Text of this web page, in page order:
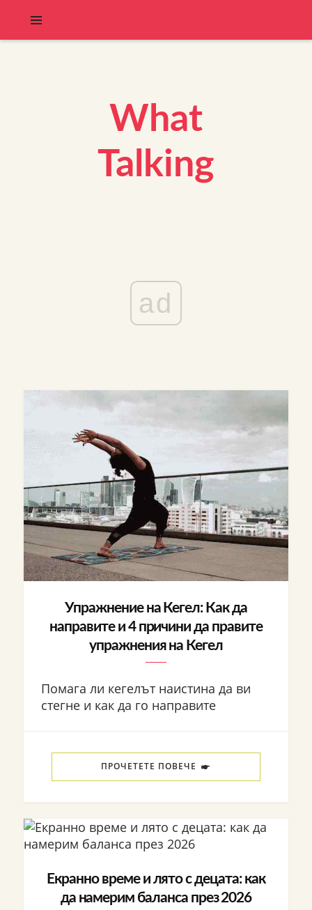
What
Talking
ad
Упражнение на Кегел: Как да
направите и 4 причини да правите
упражнения на Кегел
Помага ли кегелът наистина да ви
стегне и как да го направите
ПРОЧЕТЕТЕ ПОВЕЧЕ
Екранно време и лято с децата: как
да намерим баланса през 2026